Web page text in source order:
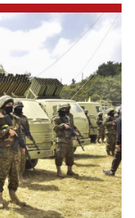
أسرار
متفرقات
نداء القرّاء
خاص الموقع